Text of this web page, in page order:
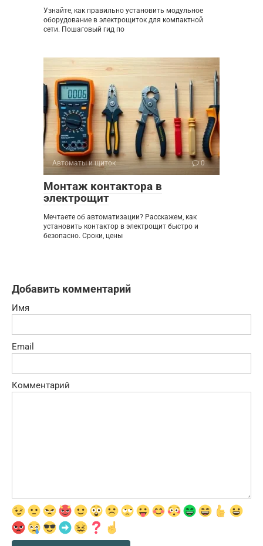
Узнайте, как правильно установить модульное
оборудование в электрощиток для компактной
сети. Пошаговый гид по
Автоматы и щиток 0
Монтаж контактора в
электрощит
Мечтаете об автоматизации? Расскажем, как
установить контактор в электрощит быстро и
безопасно. Сроки, цены
Добавить комментарий
Имя
Email
Комментарий